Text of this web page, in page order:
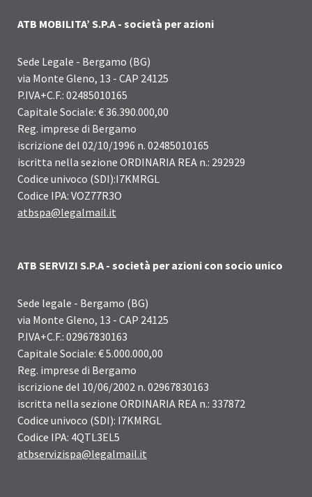
ATB MOBILITA’ S.P.A - società per azioni
Sede Legale - Bergamo (BG)
via Monte Gleno, 13 - CAP 24125
P.IVA+C.F.: 02485010165
Capitale Sociale: € 36.390.000,00
Reg. imprese di Bergamo
iscrizione del 02/10/1996 n. 02485010165
iscritta nella sezione ORDINARIA REA n.: 292929
Codice univoco (SDI):I7KMRGL
Codice IPA: VOZ77R3O
atbspa@legalmail.it
ATB SERVIZI S.P.A - società per azioni con socio unico
Sede legale - Bergamo (BG)
via Monte Gleno, 13 - CAP 24125
P.IVA+C.F.: 02967830163
Capitale Sociale: € 5.000.000,00
Reg. imprese di Bergamo
iscrizione del 10/06/2002 n. 02967830163
iscritta nella sezione ORDINARIA REA n.: 337872
Codice univoco (SDI): I7KMRGL
Codice IPA: 4QTL3EL5
atbservizispa@legalmail.it